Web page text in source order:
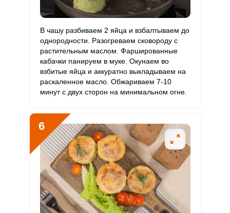
В чашу разбиваем 2 яйца и взбалтываем до
однородности. Разогреваем сковороду с
растительным маслом. Фаршированные
кабачки панируем в муке. Окунаем во
взбитые яйца и аккуратно выкладываем на
раскаленное масло. Обжариваем 7-10
минут с двух сторон на минимальном огне.
6